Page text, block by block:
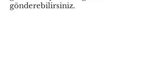
gönderebilirsiniz.